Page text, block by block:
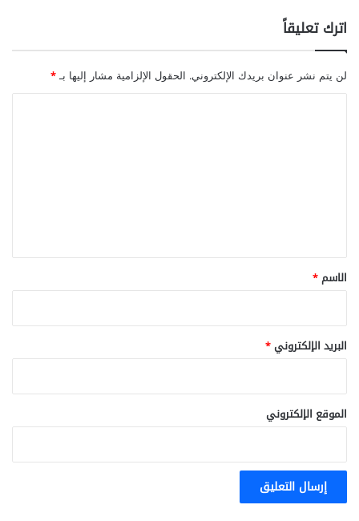
ب
و
م
ض
ا
ح
ق
ي
ق
ي
اترك تعليقاً
لن يتم نشر عنوان بريدك الإلكتروني. الحقول الإلزامية مشار إليها بـ*
*
الاسم*
البريد الإلكتروني*
الموقع الإلكتروني